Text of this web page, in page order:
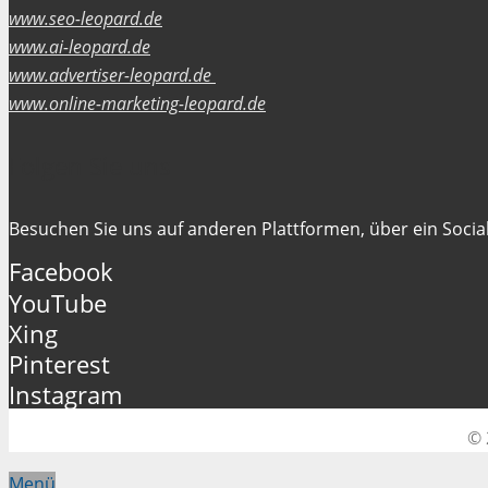
www.seo-leopard.de
www.ai-leopard.de
www.advertiser-leopard.de
www.online-marketing-leopard.de
Besuchen Sie uns auf anderen Plattformen, über ein
Facebook
YouTube
Xing
Pinterest
Instagram
©